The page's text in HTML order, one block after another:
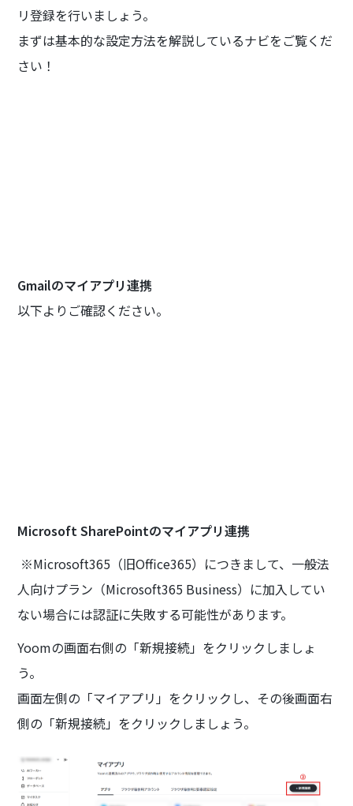
リ登録を行いましょう。
まずは基本的な設定方法を解説しているナビをご覧くだ
さい！
Gmailのマイアプリ連携
以下よりご確認ください。
Microsoft SharePointのマイアプリ連携
※Microsoft365（旧Office365）につきまして、一般法
人向けプラン（Microsoft365 Business）に加入してい
ない場合には認証に失敗する可能性があります。
Yoomの画面右側の「新規接続」をクリックしましょ
う。
画面左側の「マイアプリ」をクリックし、その後画面右
側の「新規接続」をクリックしましょう。